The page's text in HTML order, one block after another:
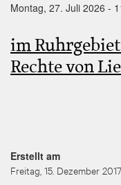
Montag, 27. Juli 2026 -
im
Rechte von
Erstellt am
Freitag, 15. Dezember